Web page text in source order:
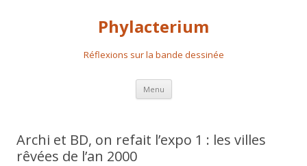
Phylacterium
Réflexions sur la bande dessinée
Menu Aller
contenu
Archi et BD, on refait l’expo 1 : les villes
rêvées de l’an 2000